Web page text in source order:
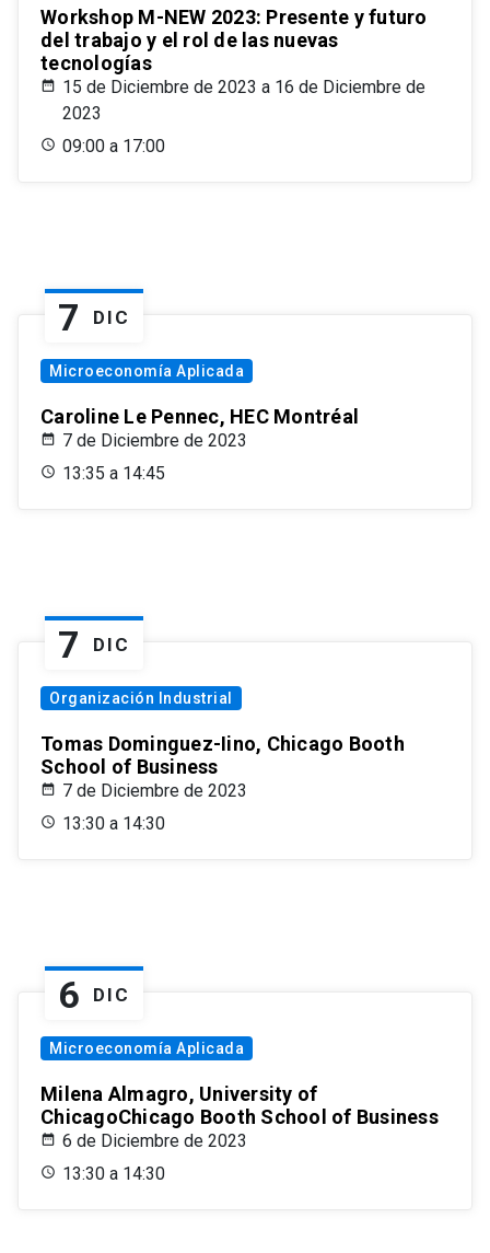
Workshop M-NEW 2023: Presente y futuro
del trabajo y el rol de las nuevas
tecnologías
15 de Diciembre de 2023 a 16 de Diciembre de
2023
09:00 a 17:00
7 DIC
Microeconomía Aplicada
Caroline Le Pennec, HEC Montréal
7 de Diciembre de 2023
13:35 a 14:45
7 DIC
Organización Industrial
Tomas Dominguez-Iino, Chicago Booth
School of Business
7 de Diciembre de 2023
13:30 a 14:30
6 DIC
Microeconomía Aplicada
Milena Almagro, University of
ChicagoChicago Booth School of Business
6 de Diciembre de 2023
13:30 a 14:30